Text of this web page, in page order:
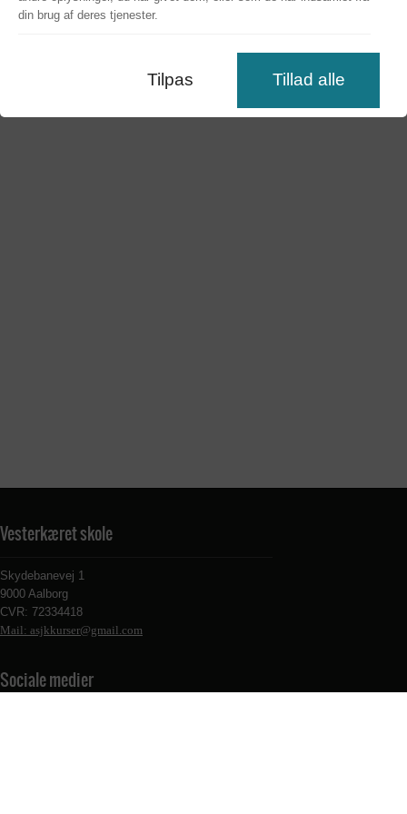
Vesterkæret skole
Skydebanevej 1
9000 Aalborg
CVR: 72334418
Mail: asjkkurser@gmail.com
Sociale medier
din brug af deres tjenester.
Tilpas Tillad alle